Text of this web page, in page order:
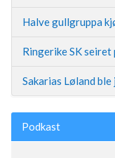
Halve gullgruppa
Ringerike SK seiret
Sakarias Løland
Podkast